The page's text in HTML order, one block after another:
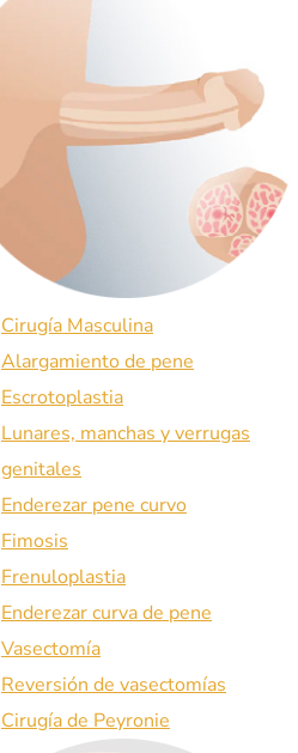
Cirugía Masculina
Alargamiento de pene
Escrotoplastia
Lunares, manchas y verrugas
genitales
Enderezar pene curvo
Fimosis
Frenuloplastia
Enderezar curva de pene
Vasectomía
Reversión de vasectomías
Cirugía de Peyronie